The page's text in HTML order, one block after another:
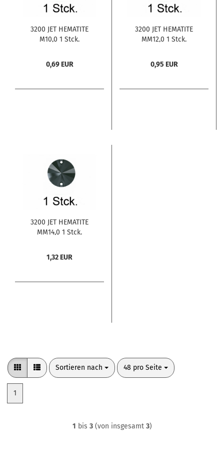
3200 JET HEMATITE
M10,0 1 Stck.
0,69 EUR
3200 JET HEMATITE
MM12,0 1 Stck.
0,95 EUR
3200 JET HEMATITE
MM14,0 1 Stck.
1,32 EUR
Sortieren nach
Sortieren nach 48 pro Seite
pro Seite
1
1 bis 3(von insgesamt 3)